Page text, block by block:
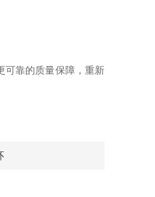
靠的质量保障，重新